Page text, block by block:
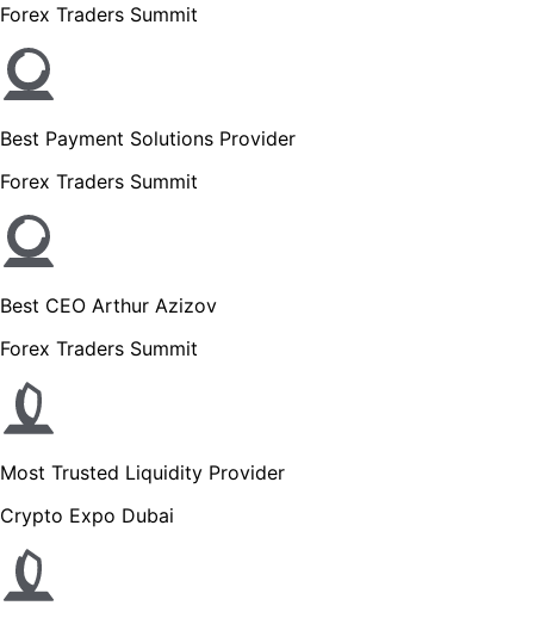
Forex Traders Summit
Best Payment Solutions Provider
Forex Traders Summit
Best CEO Arthur Azizov
Forex Traders Summit
Most Trusted Liquidity Provider
Crypto Expo Dubai